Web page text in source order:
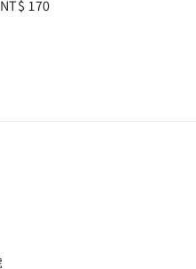
Regular
NT$ 170